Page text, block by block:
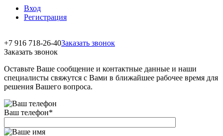
Вход
Регистрация
+7 916 718-26-40Заказать звонок
Заказать звонок
Оставьте Ваше сообщение и контактные данные и наши
специалисты свяжутся с Вами в ближайшее рабочее время для
решения Вашего вопроса.
Ваш телефон*